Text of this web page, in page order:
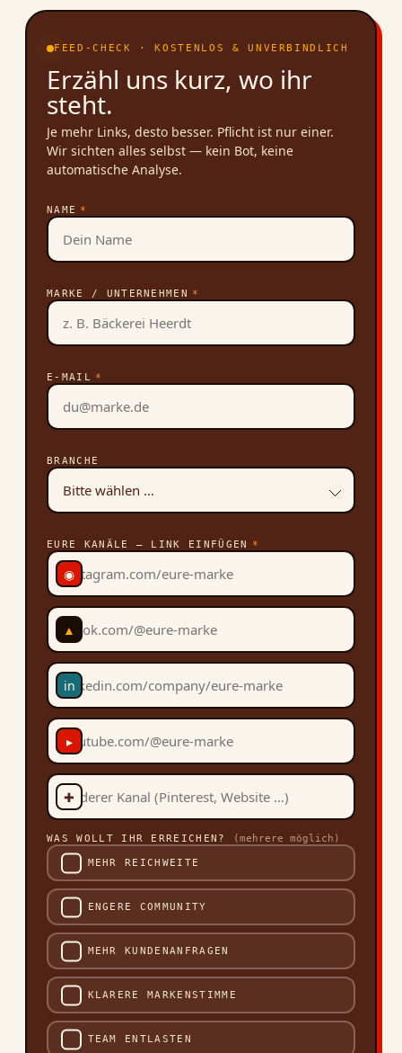
FEED-CHECK · KOSTENLOS & UNVERBINDLICH
Erzähl uns kurz, wo ihr
steht.
Je mehr Links, desto besser. Pflicht ist nur einer.
Wir sichten alles selbst — kein Bot, keine
automatische Analyse.
NAME *
MARKE / UNTERNEHMEN *
E-MAIL *
BRANCHE
EURE KANÄLE — LINK EINFÜGEN *
◉
▲
in
▸
✚
WAS WOLLT IHR ERREICHEN? (mehrere möglich)
MEHR REICHWEITE
ENGERE COMMUNITY
MEHR KUNDENANFRAGEN
KLARERE MARKENSTIMME
TEAM ENTLASTEN